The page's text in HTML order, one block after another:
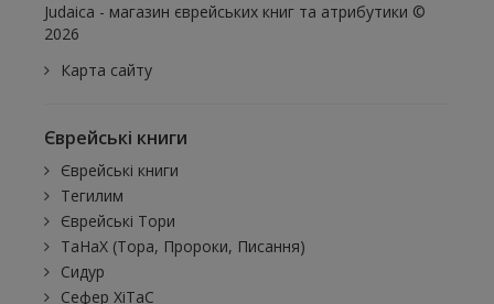
Judaica - магазин єврейських книг та атрибутики ©
2026
Карта сайту
Єврейські книги
Єврейські книги
Тегилим
Єврейські Тори
ТаНаХ (Тора, Пророки, Писання)
Сидур
Сефер ХіТаС